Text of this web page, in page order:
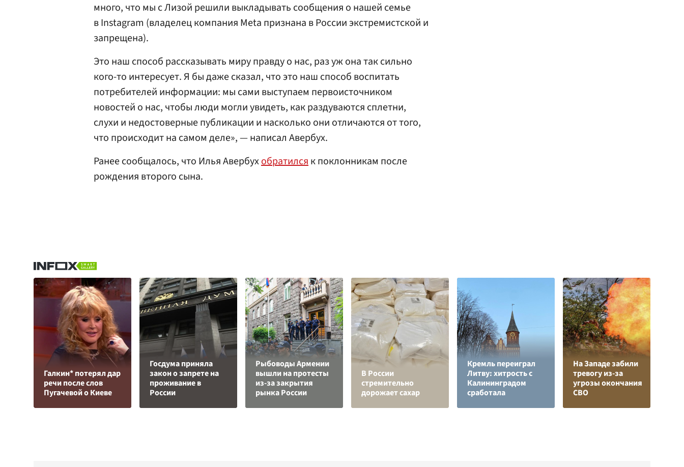
много, что мы с Лизой решили выкладывать сообщения о нашей семье
в Instagram (владелец компания Meta признана в России экстремистской и
запрещена).
Это наш способ рассказывать миру правду о нас, раз уж она так сильно
кого-то интересует. Я бы даже сказал, что это наш способ воспитать
потребителей информации: мы сами выступаем первоисточником
новостей о нас, чтобы люди могли увидеть, как раздуваются сплетни,
слухи и недостоверные публикации и насколько они отличаются от того,
что происходит на самом деле», — написал Авербух.
Ранее сообщалось, что Илья Авербухобратилсяк поклонникам после
рождения второго сына.
Галкин* потерял дар
речи после слов
Пугачевой о Киеве
Госдума приняла
закон о запрете на
проживание в
России
Рыбоводы Армении
вышли на протесты
из-за закрытия
рынка России
В России
стремительно
дорожает сахар
Кремль переиграл
Литву: хитрость с
Калининградом
сработала
На Западе забили
тревогу из-за
угрозы окончания
СВО